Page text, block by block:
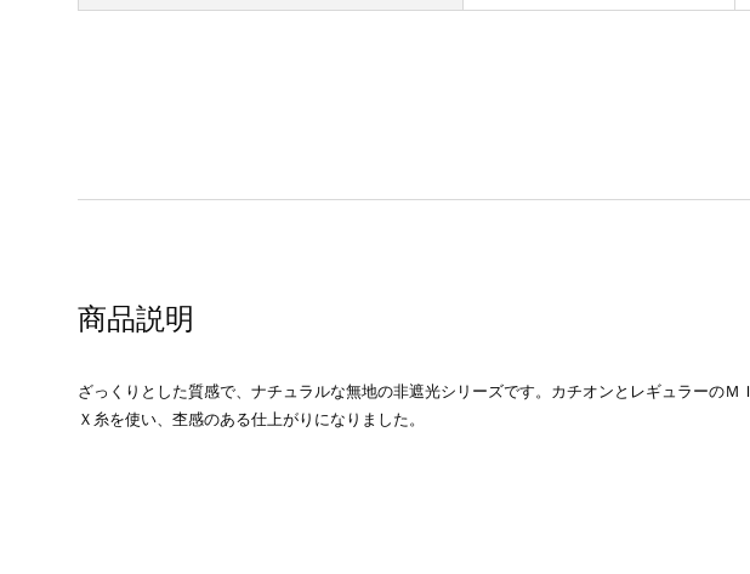
商品説明
ざっくりとした質感で、ナチュラルな無地の非遮光シリーズです。カチオンとレギュラーのＭＩ
Ｘ糸を使い、杢感のある仕上がりになりました。